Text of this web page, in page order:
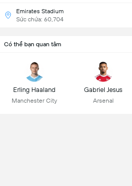
Emirates Stadium
Sức chứa: 60,704
Có thể bạn quan tâm
Erling Haaland
Manchester City
Gabriel Jesus
Arsenal